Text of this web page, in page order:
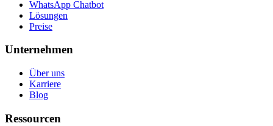
WhatsApp Chatbot
Lösungen
Preise
Unternehmen
Über uns
Karriere
Blog
Ressourcen